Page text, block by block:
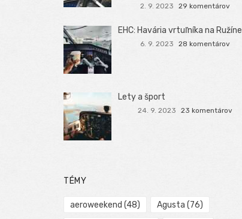
2. 9. 2023 29 komentárov
EHC: Havária vrtuľníka na Ružíne
6. 9. 2023 28 komentárov
Lety a šport
24. 9. 2023 23 komentárov
TÉMY
aeroweekend (48) Agusta (76)